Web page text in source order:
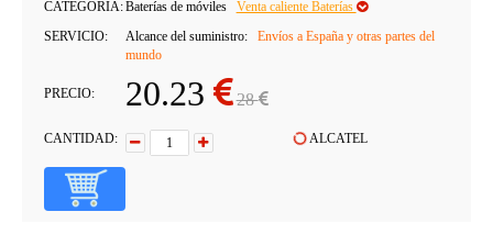
CATEGORÍA:Baterías de móviles
Venta caliente Baterías
SERVICIO:
Alcance del suministro:
Envíos a España y otras partes del
mundo
PRECIO: 20.23 28
CANTIDAD: ALCATEL